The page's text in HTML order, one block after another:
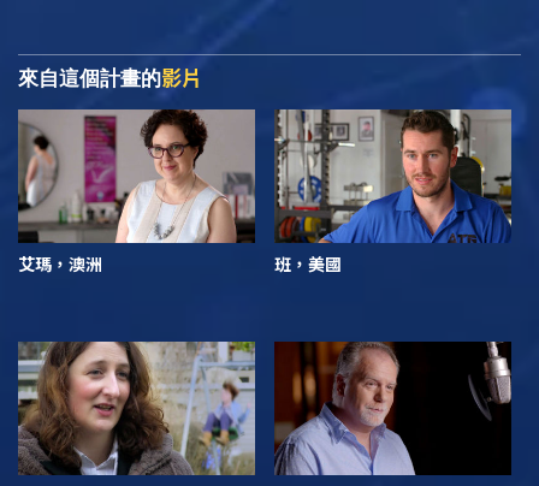
來自這個計畫的影片
艾瑪，澳洲 班，美國